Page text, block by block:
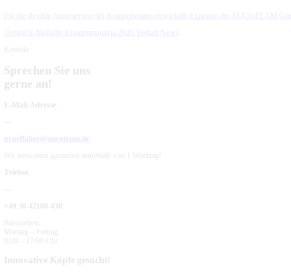
Für die flexible Ansteuerung der Komponenten entwickeln Experten der AUCOTEAM
Testing E-Mobility Kundenmagazin 2020 Testlab News
Kontakt
Sprechen Sie uns
gerne an!
E-Mail-Adresse
—
prueflabor@aucoteam.de
Wir antworten garantiert innerhalb von 1 Werktag!
Telefon
—
+49 30 42188-438
Bürozeiten:
Montag – Freitag
8:00 – 17:00 Uhr
Innovative Köpfe gesucht!